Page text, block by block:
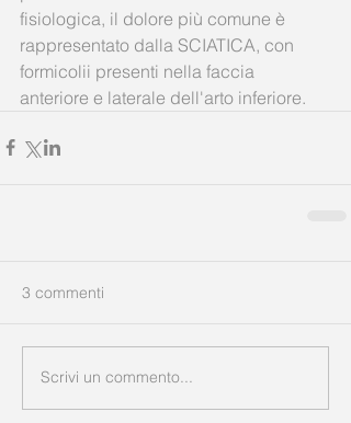
fisiologica, il dolore più comune è
rappresentato dalla SCIATICA, con
formicolii presenti nella faccia
anteriore e laterale dell'arto inferiore.
3 commenti
Scrivi un commento...